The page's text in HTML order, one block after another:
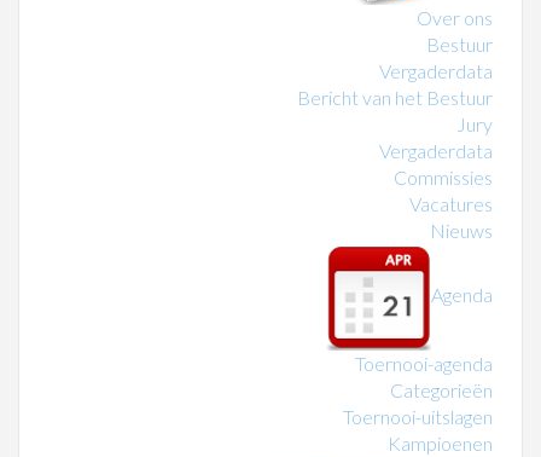
Over ons
Bestuur
Vergaderdata
Bericht van het Bestuur
Jury
Vergaderdata
Commissies
Vacatures
Nieuws
Agenda
Toernooi-agenda
Categorieën
Toernooi-uitslagen
Kampioenen